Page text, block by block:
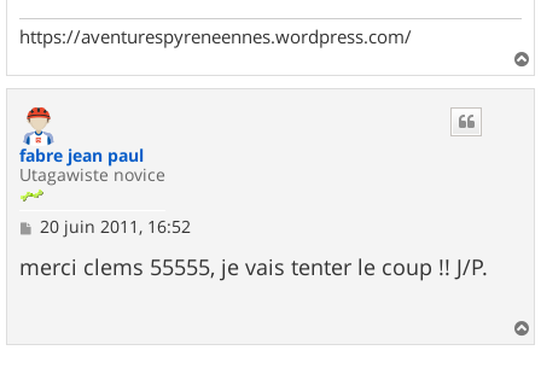
https://aventurespyreneennes.wordpress.com/
a
fabre jean paul
Utagawiste novice
M
s
s
e
20 juin 2011, 16:52
merci clems 55555, je vais tenter le coup !! J/P.
a